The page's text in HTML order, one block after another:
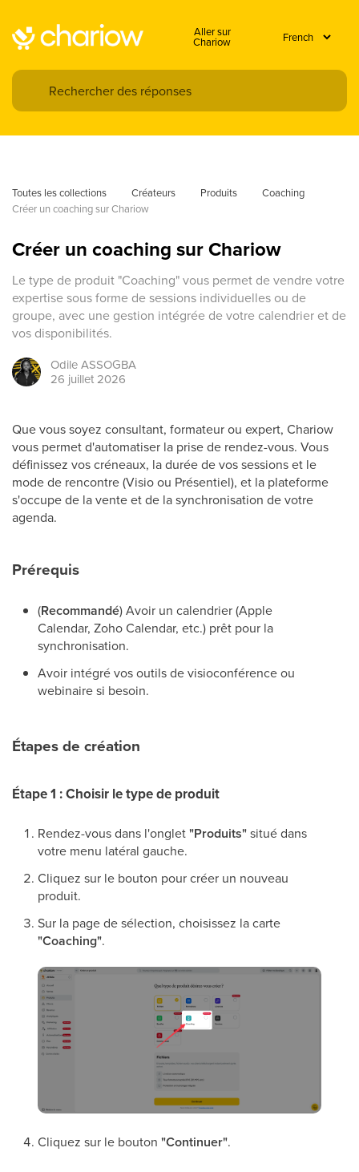
Aller sur
Chariow
Toutes les collections Créateurs Produits
Coaching
Créer un coaching sur Chariow
Créer un coaching sur Chariow
Le type de produit "Coaching" vous permet de vendre votre
expertise sous forme de sessions individuelles ou de
groupe, avec une gestion intégrée de votre calendrier et de
vos disponibilités.
OdileASSOGBA
26 juillet 2026
Que vous soyez consultant, formateur ou expert, Chariow
vous permet d'automatiser la prise de rendez-vous. Vous
définissez vos créneaux, la durée de vos sessions et le
mode de rencontre (Visio ou Présentiel), et la plateforme
s'occupe de la vente et de la synchronisation de votre
agenda.
Prérequis
(Recommandé) Avoir un calendrier (Apple
Calendar, Zoho Calendar, etc.) prêt pour la
synchronisation.
Avoir intégré vos outils de visioconférence ou
webinaire si besoin.
Étapes de création
Étape 1 : Choisir le type de produit
Rendez-vous dans l'onglet"Produits"situé dans
votre menu latéral gauche.
Cliquez sur le bouton pour créer un nouveau
produit.
Sur la page de sélection, choisissez la carte
"Coaching".
Cliquez sur le bouton "Continuer".